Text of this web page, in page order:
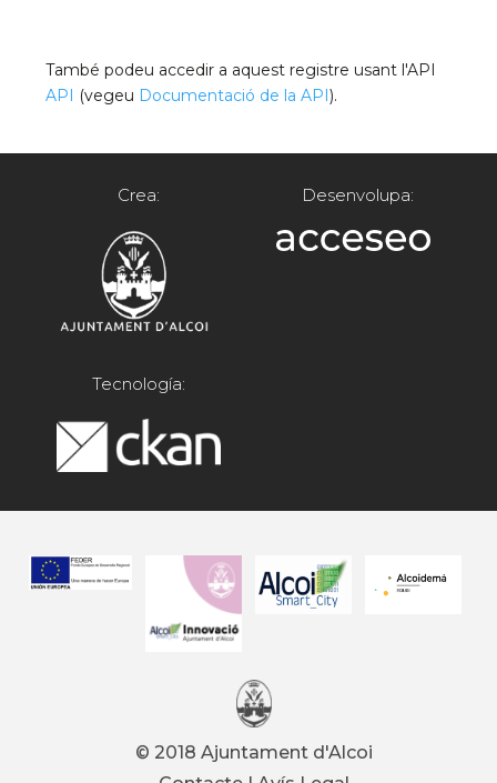
També podeu accedir a aquest registre usant l'API
API (vegeu Documentació de la API).
Crea: Desenvolupa:
Tecnología:
© 2018 Ajuntament d'Alcoi